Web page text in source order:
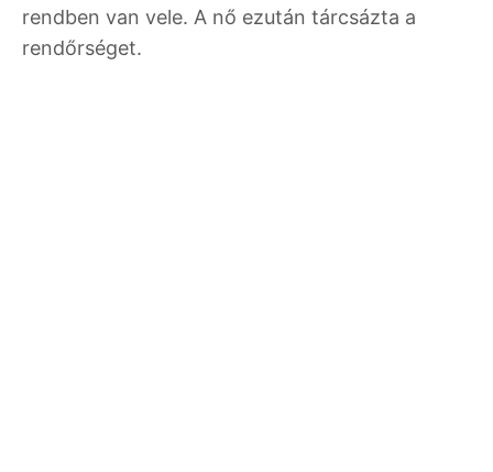
rendben van vele. A nő ezután tárcsázta a
rendőrséget.